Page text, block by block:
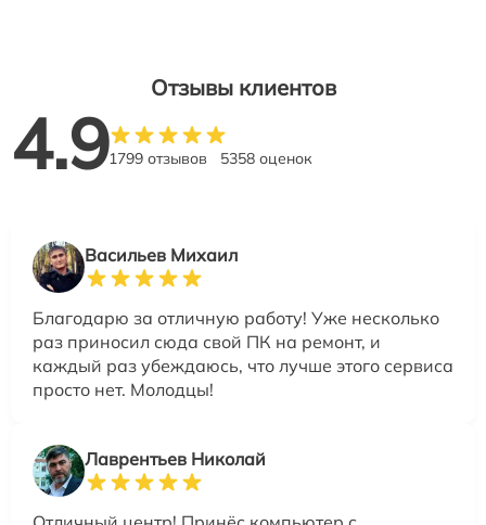
Отзывы клиентов
4.91799 отзывов 5358 оценок
Васильев Михаил
Благодарю за отличную работу! Уже несколько
раз приносил сюда свой ПК на ремонт, и
каждый раз убеждаюсь, что лучше этого сервиса
просто нет. Молодцы!
Лаврентьев Николай